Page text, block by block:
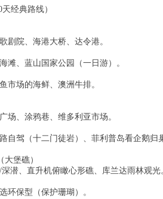
经典路线）
剧院、海港大桥、达令港。
滩、蓝山国家公园（一日游）。
市场的海鲜、澳洲牛排。
场、涂鸦巷、维多利亚市场。
自驾（十二门徒岩）、菲利普岛看企鹅归
大堡礁）
深潜、直升机俯瞰心形礁、库兰达雨林观光
环保型（保护珊瑚）。